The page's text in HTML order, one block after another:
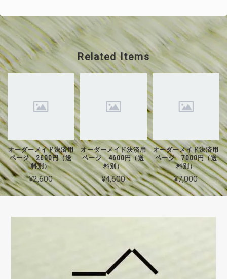
Related Items
オーダーメイド決済用
ページ 2600円（送
料別）
¥2,600
オーダーメイド決済用
ページ 4600円（送
料別）
¥4,600
オーダーメイド決済用
ページ 7000円（送
料別）
¥7,000